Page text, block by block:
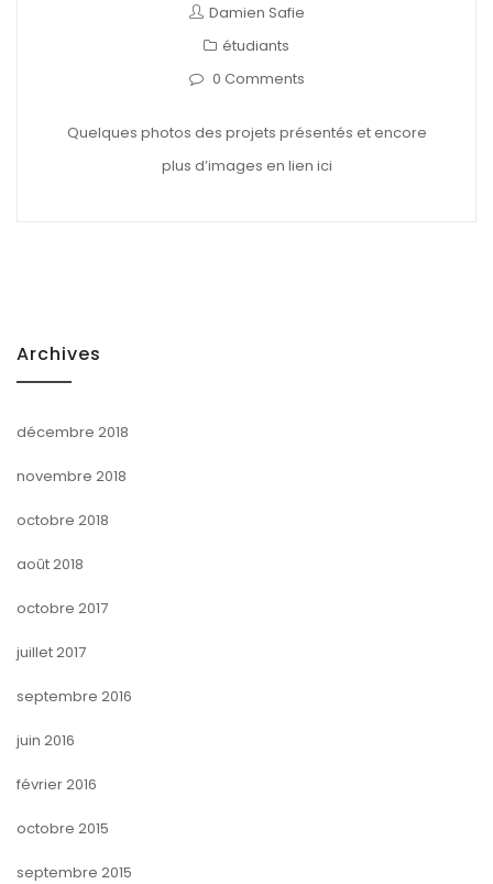
Damien Safie
étudiants
0 Comments
Quelques photos des projets présentés et encore
plus d’images en lien ici
Archives
décembre 2018
novembre 2018
octobre 2018
août 2018
octobre 2017
juillet 2017
septembre 2016
juin 2016
février 2016
octobre 2015
septembre 2015